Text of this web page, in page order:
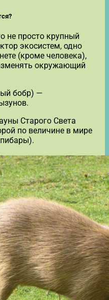
не просто крупный
экосистем, одно
(кроме человека),
окружающий
бобр) —
Старого Света
по величине в мире